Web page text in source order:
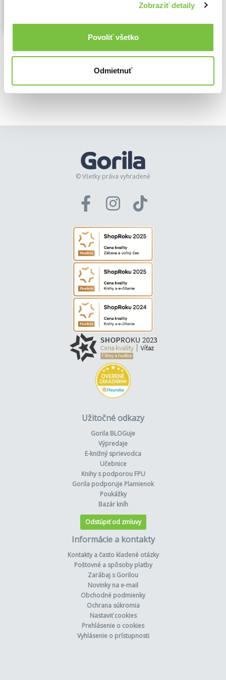
Zobraziť detaily
Povoliť všetko
Odmietnuť
family, grief, secrets, and forgiveness...
🌴 Máme na sklade, posielame ihneď.
Do košíka
© Všetky práva vyhradené
Užitočné odkazy
Gorila BLOGuje
Výpredaje
E-knižný sprievodca
Učebnice
Knihy s podporou FPU
Gorila podporuje Plamienok
Poukážky
Bazár kníh
Odstúpiť od zmluvy
Informácie a kontakty
Kontakty a často kladené otázky
Poštovné a spôsoby platby
Zarábaj s Gorilou
Novinky na e-mail
Obchodné podmienky
Ochrana súkromia
Nastaviť cookies
Prehlásenie o cookies
Vyhlásenie o prístupnosti